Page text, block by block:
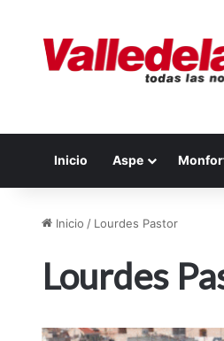
Inicio Aspe
Inicio / Lourdes Pastor
Lourdes